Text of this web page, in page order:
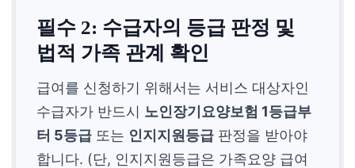
필수 2: 수급자의 등급 판정 및
법적 가족 관계 확인
급여를 신청하기 위해서는 서비스 대상자인
수급자가 반드시 노인장기요양보험 1등급부
터 5등급 또는 인지지원등급 판정을 받아야
합니다. (단, 인지지원등급은 가족요양 급여